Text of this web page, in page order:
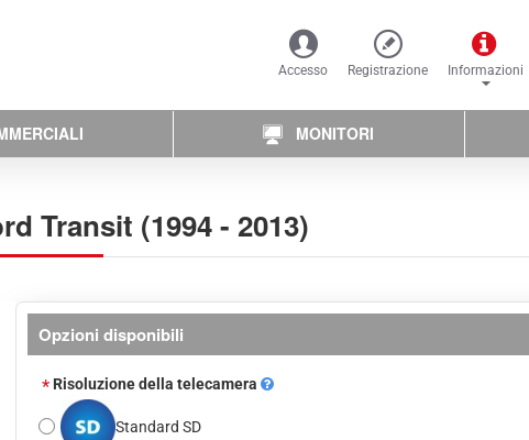
Accesso Registrazione Informazioni
MONITORI
Transit (1994 - 2013)
Opzioni disponibili
Risoluzione della telecamera
Standard SD